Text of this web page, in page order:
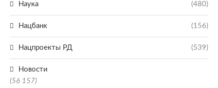
Наука (480)
Нацбанк (156)
Нацпроекты РД (539)
Новости
(56 157)